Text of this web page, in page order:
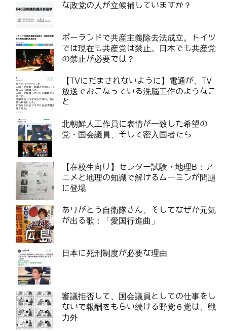
な政党の人が立候補していますか？
ポーランドで共産主義除去法成立。ドイツ
では現在も共産党は禁止。日本でも共産党
の禁止が必要では？
【TVにだまされないように】電通が、TV
放送でおこなっている洗脳工作のようなこ
と
北朝鮮人工作員に表情が一致した希望の
党・国会議員、そして密入国者たち
【在校生向け】センター試験・地理B：ア
ニメと地理の知識で解けるムーミンが問題
に登場
ありがとう自衛隊さん、そしてなぜか元気
が出る歌：「愛国行進曲」
日本に死刑制度が必要な理由
審議拒否して、国会議員としての仕事をし
ないで報酬をもらい続ける野党６党は、戦
力外